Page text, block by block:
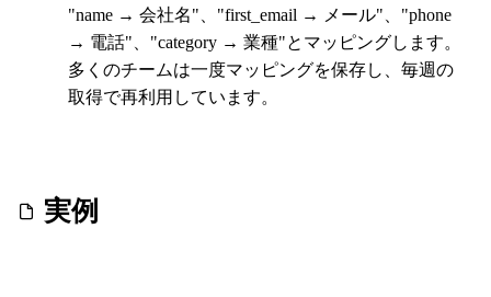
"name → 会社名"、"first_email → メール"、"phone
→ 電話"、"category → 業種"とマッピングします。
多くのチームは一度マッピングを保存し、毎週の
取得で再利用しています。
実例